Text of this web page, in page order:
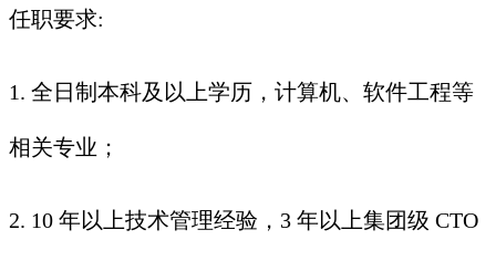
任职要求:
1. 全日制本科及以上学历，计算机、软件工程等
相关专业；
2. 10 年以上技术管理经验，3 年以上集团级 CTO